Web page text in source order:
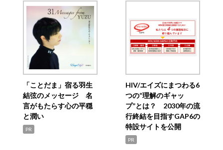
「ことだま」宿る羽生
結弦のメッセージ 名
言がもたらす心の平穏
と潤い
PR
HIV/エイズにまつわる6
つの“理解のギャッ
プ”とは？ 2030年の流
行終結を目指すGAP6の
特設サイトを公開
PR